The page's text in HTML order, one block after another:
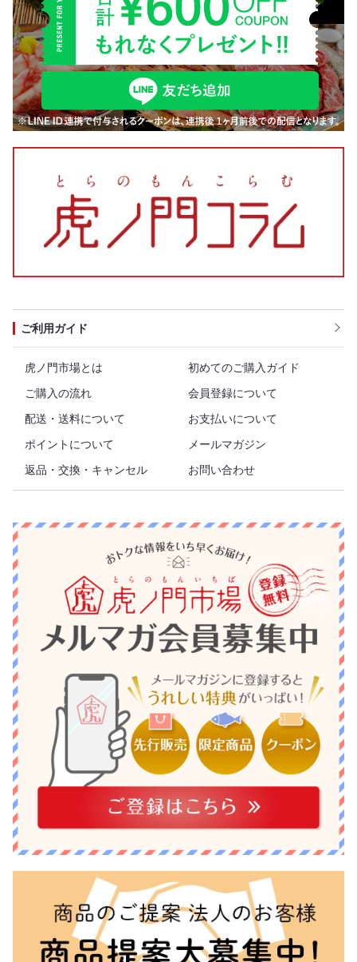
ご利用ガイド
虎ノ門市場とは
初めてのご購入ガイド
ご購入の流れ
会員登録について
配送・送料について
お支払いについて
ポイントについて
メールマガジン
返品・交換・キャンセル
お問い合わせ